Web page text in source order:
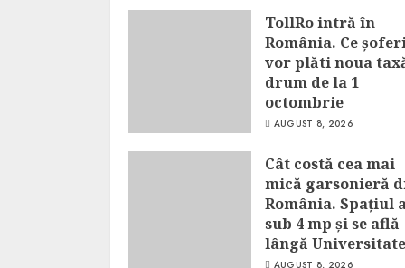
TollRo intră în
România. Ce
vor plăti noua
drum de la 1
octombrie
AUGUST 8, 2026
Cât costă cea mai
mică garsonieră
România. Spațiul
sub 4 mp și se află
lângă Universitate
AUGUST 8, 2026